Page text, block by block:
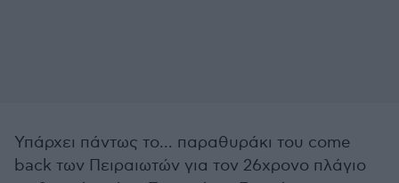
Υπάρχει πάντως το... παραθυράκι του come
back των Πειραιωτών για τον 26χρονο πλάγιο